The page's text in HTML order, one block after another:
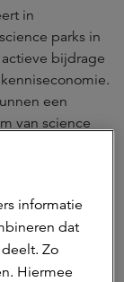
in
parks in
bijdrage
een
van science
van
richt zich op
is anchor
informatie
dat
Zo
Hiermee